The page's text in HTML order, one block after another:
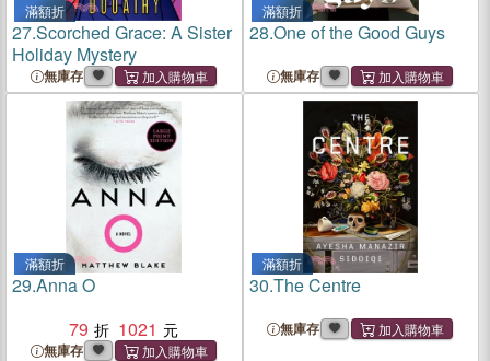
滿額折
27.Scorched Grace: A Sister
Holiday Mystery
無庫存
滿額折
28.One of the Good Guys
無庫存
滿額折
29.Anna O
79
1021
無庫存
滿額折
30.The Centre
無庫存